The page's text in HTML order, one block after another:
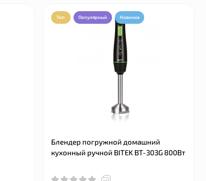
Топ Популярный Новинка
Блендер погружной домашний
кухонный ручной BITEK BT-303G 800Вт